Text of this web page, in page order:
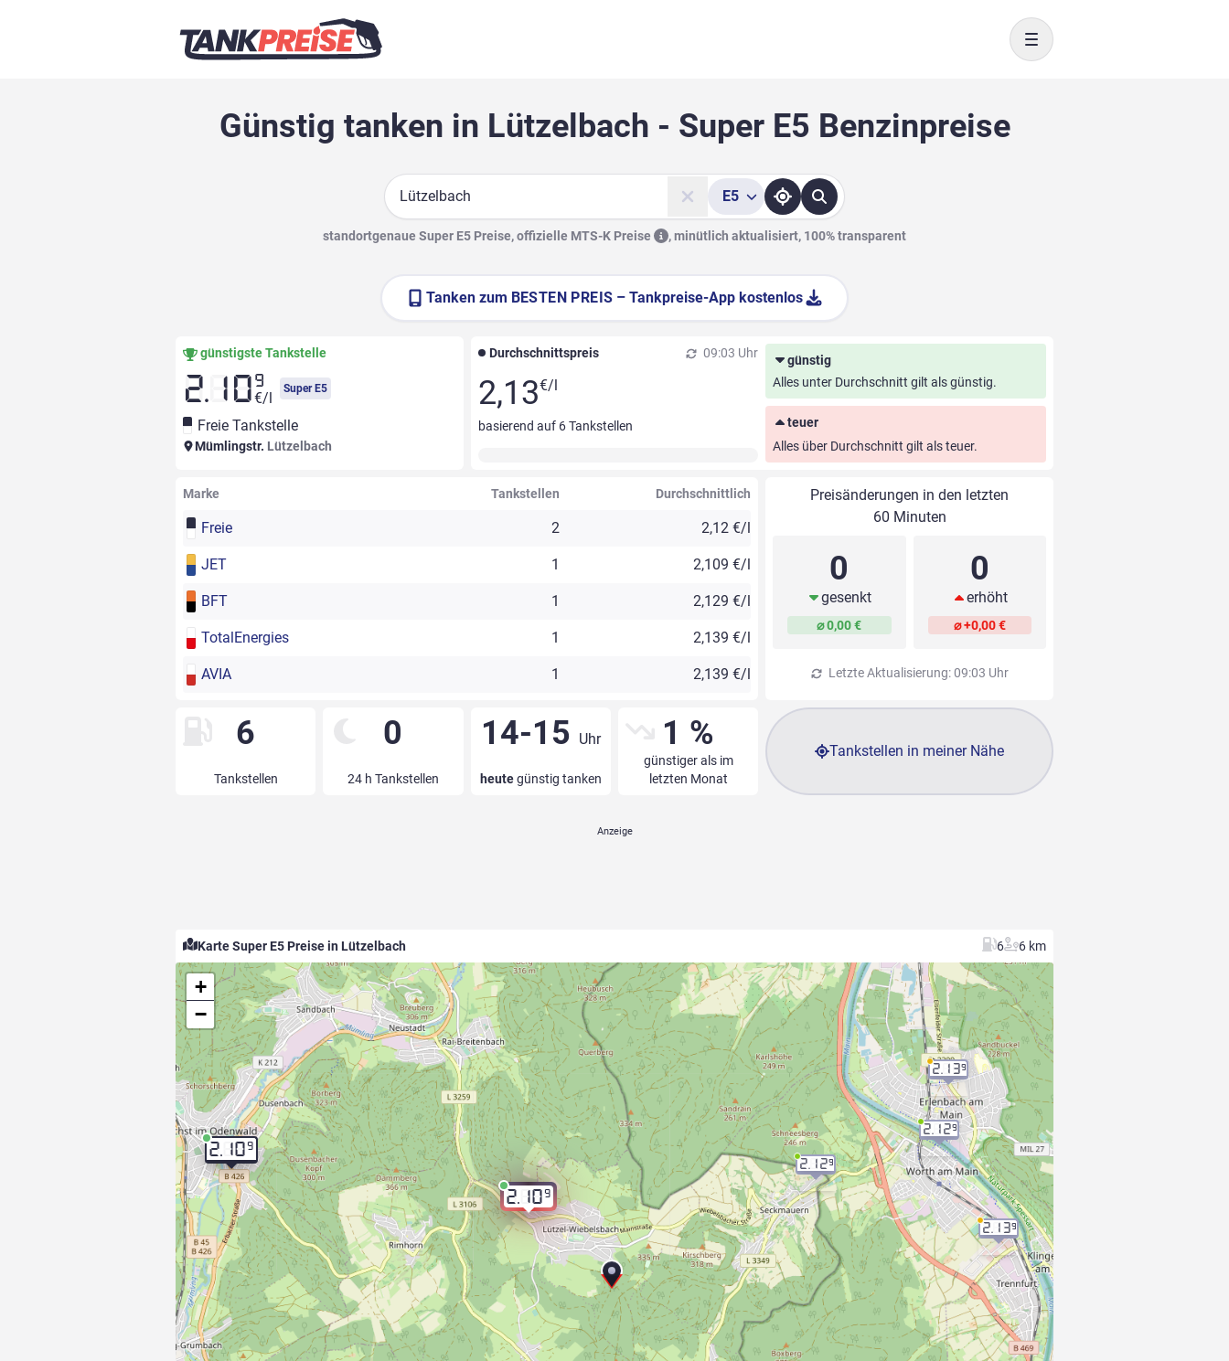
Toggle navigation
Günstig tanken in Lützelbach - Super E5 Benzinpreise
Suche
E5
standortgenaue Super E5 Preise, offizielle MTS-K Preise ,minütlich aktualisiert, 100% transparent
Tanken zum BESTEN PREIS – Tankpreise-App kostenlos
günstigste Tankstelle
2.10 9
€/l
Super E5
Freie Tankstelle
Mümlingstr. Lützelbach
Durchschnittspreis 09:03 Uhr
2,13€/l
basierend auf 6Tankstellen
günstig
Alles unter Durchschnitt gilt als günstig.
teuer
Alles über Durchschnitt gilt als teuer.
Marke Tankstellen Durchschnittlich
Freie 2 2,12 €/l
JET 1 2,109 €/l
BFT 1 2,129 €/l
TotalEnergies 1 2,139 €/l
AVIA 1 2,139 €/l
Preisänderungen in den letzten
60 Minuten
0
gesenkt
⌀ 0,00 €
0
erhöht
⌀ +0,00 €
Letzte Aktualisierung: 09:03 Uhr
6
Tankstellen
0
24 h Tankstellen
14-15 Uhr
heutegünstig tanken
1 %
günstiger als im
letzten Monat
Tankstellen in meiner Nähe
Karte Super E5 Preise in Lützelbach 6 6 km
2.109
2.109
2.129
2.139
2.139
2.129
+
−